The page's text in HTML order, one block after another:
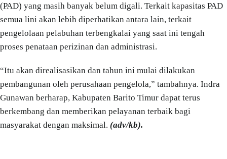
(PAD) yang masih banyak belum digali. Terkait kapasitas PAD
semua lini akan lebih diperhatikan antara lain, terkait
pengelolaan pelabuhan terbengkalai yang saat ini tengah
proses penataan perizinan dan administrasi.
“Itu akan direalisasikan dan tahun ini mulai dilakukan
pembangunan oleh perusahaan pengelola,” tambahnya. Indra
Gunawan berharap, Kabupaten Barito Timur dapat terus
berkembang dan memberikan pelayanan terbaik bagi
masyarakat dengan maksimal. (adv/kb).